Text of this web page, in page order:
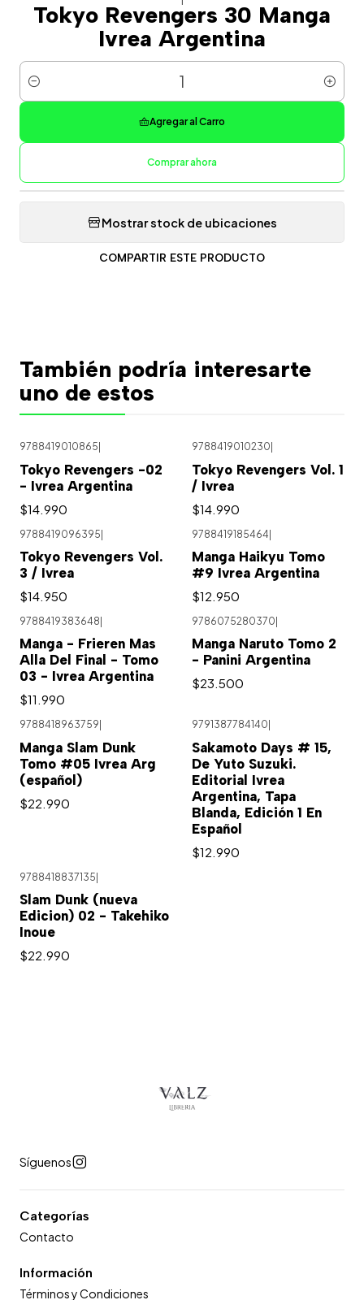
Tokyo Revengers 30 Manga
Ivrea Argentina
Cantidad
Agregar al Carro
Comprar ahora
Mostrar stock de ubicaciones
COMPARTIR ESTE PRODUCTO
También podría interesarte
uno de estos
9788419010865
Tokyo Revengers -02
- Ivrea Argentina
$14.990
9788419010230
Tokyo Revengers Vol. 1
/ Ivrea
$14.990
9788419096395|
Tokyo Revengers Vol.
3 / Ivrea
$14.950
9788419185464|
Manga Haikyu Tomo
#9 Ivrea Argentina
$12.950
9788419383648
Manga - Frieren Mas
Alla Del Final - Tomo
03 - Ivrea Argentina
$11.990
9786075280370
Manga Naruto Tomo 2
- Panini Argentina
$23.500
9788418963759
Manga Slam Dunk
Tomo #05 Ivrea Arg
(español)
$22.990
9791387784140
Sakamoto Days # 15,
De Yuto Suzuki.
Editorial Ivrea
Argentina, Tapa
Blanda, Edición 1 En
Español
$12.990
9788418837135
Slam Dunk (nueva
Edicion) 02 - Takehiko
Inoue
$22.990
Síguenos
Categorías
Contacto
Información
Términos y Condiciones